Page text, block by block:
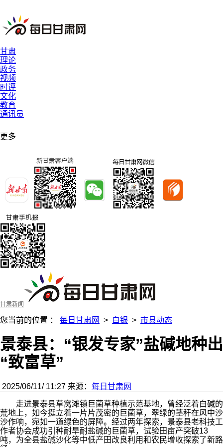
甘肃
理论
政务
视频
时评
文化
教育
通讯员
更多
甘肃新闻
您当前的位置 ： 每日甘肃网 > 白银 > 市县动态
景泰县：“银发专家”盐碱地种出
“致富草”
2025/06/11/ 11:27 来源： 每日甘肃网
走进景泰县草窝滩镇巨菌草种植示范基地，曾经泛着白碱的
荒地上，如今挺立着一片片茂密的巨菌草，翠绿的茎秆在风中沙
沙作响，宛如一道绿色的屏障。经过两年探索，景泰县老科技工
作者协会成功引种耐旱耐盐碱的巨菌草，试验田亩产突破13
吨，为全县盐碱沙化等中低产田改良利用和农民增收探索了新路